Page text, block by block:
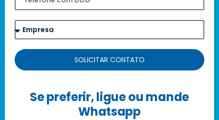
SOLICITAR CONTATO
Se preferir, ligue ou mande
Whatsapp